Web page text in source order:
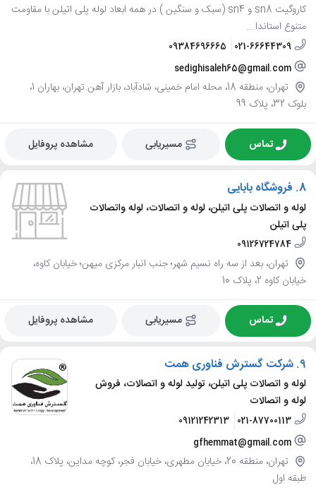
کاروگیت sn8 و sn4 (سبک و سنگین ) در همه ابعاد لوله پلی اتیلن با مقاومت
متنوع استاندا...
021-66644309
09384696665
sedighisaleh65@gmail.com
تهران، منطقه 18، محله امام خمینی، شادآباد، بازار آهن تهران، بهاران 1،
بلوک 32، پلاک 99
تماس مسیریابی مشاهده پروفایل
8. فروشگاه بابایی
لوله و اتصالات پلی اتیلن، لوله و اتصالات، لوله واتصالات
پلی اتیلن
09126724784
تهران، بعد از سه راه نسیم شهر؛ جنب انبار مرکزی میهن؛ خیابان کاوه،
خیابان کاوه 2، پلاک 10
تماس مسیریابی مشاهده پروفایل
9. شرکت گسترش فناوری همت
لوله و اتصالات پلی اتیلن، تولید لوله و اتصالات، فروش
لوله و اتصالات
021-87700113
09121242313
gfhemmat@gmail.com
تهران، منطقه 20، خیابان مطهری، خیابان فجر، کوچه مداین، پلاک 18،
طبقه اول